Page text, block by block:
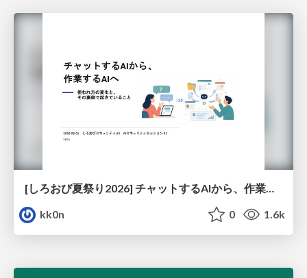
[しろおび夏祭り2026] チャットするAIから、作業するAIへ - 使われ方の変化と、その裏側で起きていること
kk0n
0 1.6k